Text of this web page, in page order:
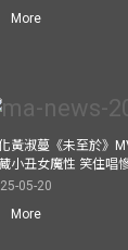
More
黃淑蔓《未至於》
小丑女魔性 笑住唱
05-20
More